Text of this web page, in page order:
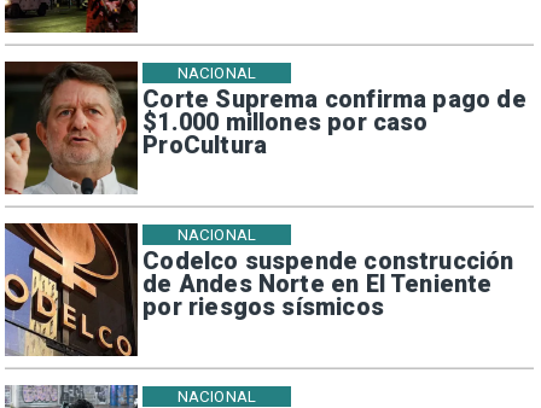
Corte Suprema confirma pago de
$1.000 millones por caso
ProCultura
NACIONAL
Codelco suspende construcción
de Andes Norte en El Teniente
por riesgos sísmicos
NACIONAL
NACIONAL